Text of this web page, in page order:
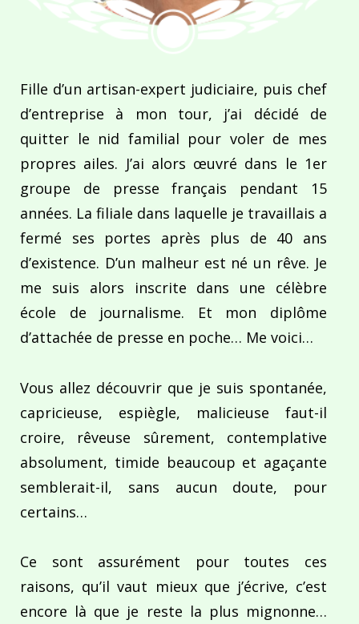
Fille d’un artisan-expert judiciaire, puis chef
d’entreprise à mon tour, j’ai décidé de
quitter le nid familial pour voler de mes
propres ailes. J’ai alors œuvré dans le 1er
groupe de presse français pendant 15
années. La filiale dans laquelle je travaillais a
fermé ses portes après plus de 40 ans
d’existence. D’un malheur est né un rêve. Je
me suis alors inscrite dans une célèbre
école de journalisme. Et mon diplôme
d’attachée de presse en poche… Me voici…
Vous allez découvrir que je suis spontanée,
capricieuse, espiègle, malicieuse faut-il
croire, rêveuse sûrement, contemplative
absolument, timide beaucoup et agaçante
semblerait-il, sans aucun doute, pour
certains…
Ce sont assurément pour toutes ces
raisons, qu’il vaut mieux que j’écrive, c’est
encore là que je reste la plus mignonne…